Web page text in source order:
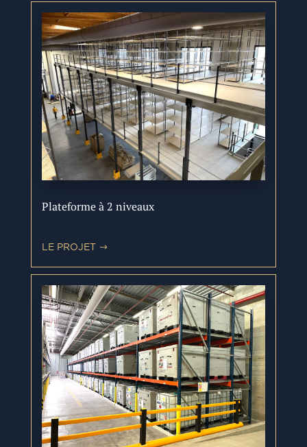
Plateforme à 2 niveaux
LE PROJET